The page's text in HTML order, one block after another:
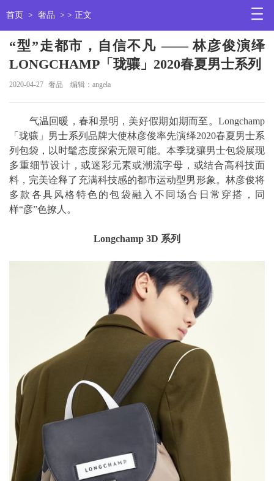
首页 > 奢品 > > 正文
“型”走都市，自信不凡 —— 林彦俊演绎
LONGCHAMP「珑骧」2020春夏男士系列
2020-04-27 奢品 编辑：angela
气温回暖，春和景明，美好假期如期而至。Longchamp
「珑骧」男士系列品牌大使林彦俊率先演绎2020春夏男士系
列包袋，以时髦态度探索无限可能。本季珑骧男士包袋展现
多重细节设计，或迷彩元素或潮流字母，或结合高科技面
料，完美诠释了充满科技感的都市运动型男形象。林彦俊将
多款各具风格特色的包袋融入不同场合日常穿搭，同
样“彦”色撩人。
Longchamp 3D 系列